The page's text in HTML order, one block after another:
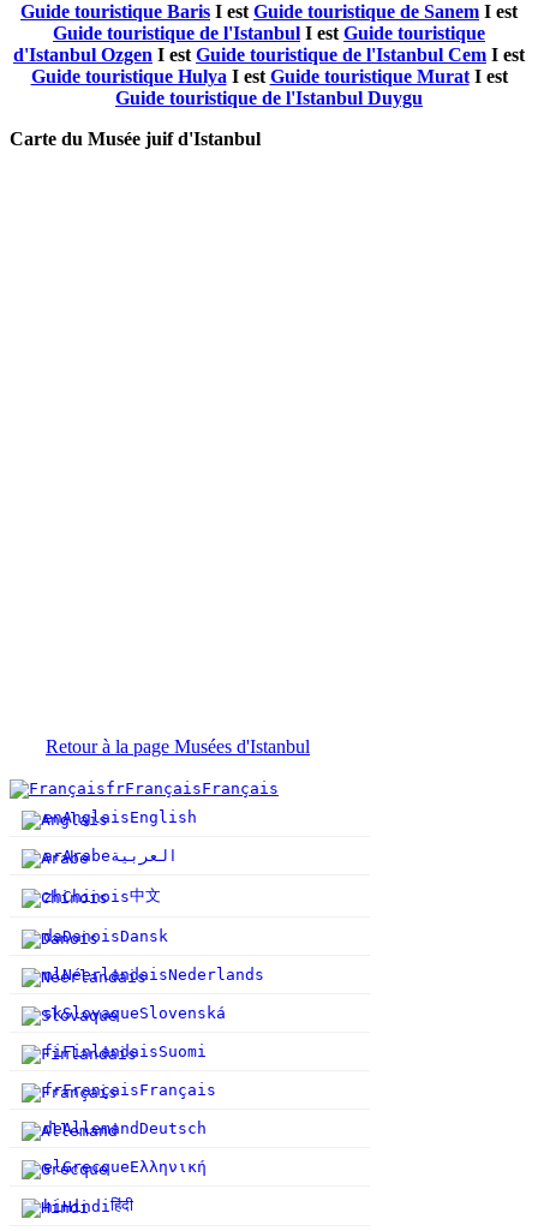
Guide touristique Baris I est Guide touristique de Sanem I est
Guide touristique de l'Istanbul I est Guide touristique
d'Istanbul Ozgen I est Guide touristique de l'Istanbul Cem I est
Guide touristique Hulya I est Guide touristique MuratI est
Guide touristique de l'Istanbul Duygu
Carte du Musée juif d'Istanbul
Retour à la page Musées d'Istanbul
frFrançaisFrançais
enAnglaisEnglish
arArabeالعربية
zhChinois中文
daDanoisDansk
nlNéerlandaisNederlands
skSlovaqueSlovenská
fiFinlandaisSuomi
frFrançaisFrançais
deAllemandDeutsch
elGrecqueΕλληνική
hiHindiहिंदी